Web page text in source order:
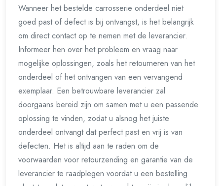
Wanneer het bestelde carrosserie onderdeel niet
goed past of defect is bij ontvangst, is het belangrijk
om direct contact op te nemen met de leverancier.
Informeer hen over het probleem en vraag naar
mogelijke oplossingen, zoals het retourneren van het
onderdeel of het ontvangen van een vervangend
exemplaar. Een betrouwbare leverancier zal
doorgaans bereid zijn om samen met u een passende
oplossing te vinden, zodat u alsnog het juiste
onderdeel ontvangt dat perfect past en vrij is van
defecten. Het is altijd aan te raden om de
voorwaarden voor retourzending en garantie van de
leverancier te raadplegen voordat u een bestelling